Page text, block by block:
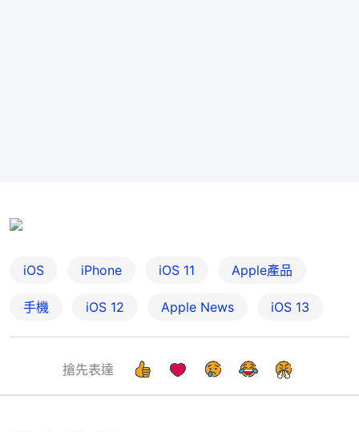
iOS iPhone iOS 11 Apple產品
手機 iOS 12 Apple News iOS 13
搶先表達